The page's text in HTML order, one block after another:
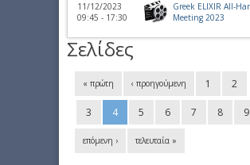
11/12/2023
09:45 - 17:30
Greek ELIXIR All-
Meeting 2023
Σελίδες
« πρώτη ‹ προηγούμενη 1 2
3 4 5 6 7 8 9
επόμενη › τελευταία »